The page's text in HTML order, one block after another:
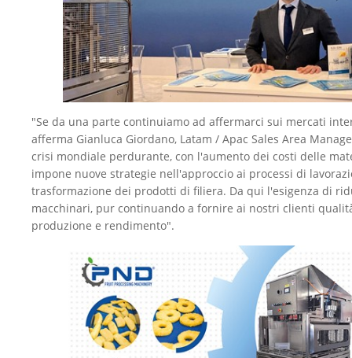
"Se da una parte continuiamo ad affermarci sui mercati
afferma Gianluca Giordano, Latam / Apac Sales Area
crisi mondiale perdurante, con l'aumento dei costi delle
impone nuove strategie nell'approccio ai processi di
trasformazione dei prodotti di filiera. Da qui l'esigenza di
macchinari, pur continuando a fornire ai nostri clienti
produzione e rendimento".